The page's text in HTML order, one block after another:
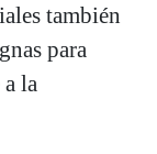
también
para
la